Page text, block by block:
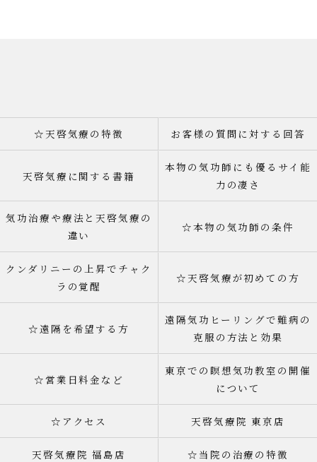
☆天啓気療の特徴 お客様の質問に対する回答
天啓気療に関する書籍
本物の気功師にも優るサイ能
力の凄さ
気功治療や療法と天啓気療の
違い
☆本物の気功師の条件
クンダリニーの上昇でチャク
ラの覚醒
☆天啓気療が初めての方
☆遠隔を希望する方
遠隔気功ヒーリングで難病の
克服の方法と効果
☆営業日料金など
東京での瞑想気功教室の開催
について
☆アクセス 天啓気療院 東京店
天啓気療院 福島店 ☆当院の治療の特徴